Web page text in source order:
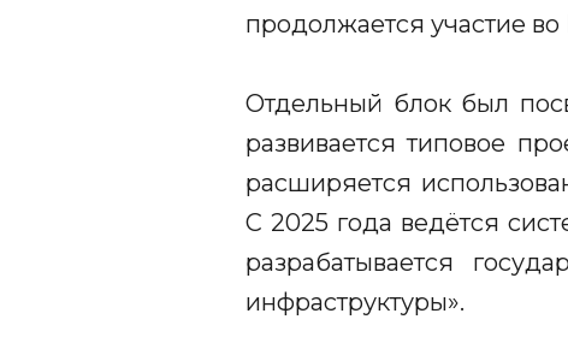
продолжается участие
Отдельный блок был
развивается типовое
расширяется
С 2025 года ведётся
разрабатывается
инфраструктуры».